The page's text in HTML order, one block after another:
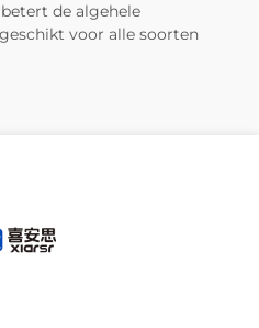
de algehele
voor alle soorten